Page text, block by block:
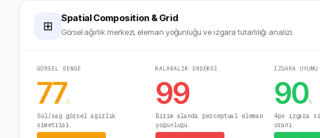
⊞
Spatial Composition & Grid
Görsel ağırlık merkezi, eleman yoğunluğu ve ızgara tutarlılığı analizi.
GÖRSEL DENGE
77%
Sol/sağ görsel ağırlık
simetrisi.
KALABALIK ENDEKSİ
99
Birim alanda perceptual eleman
yoğunluğu.
IZGARA UYUMU
90%
4px ızgara
oranı.